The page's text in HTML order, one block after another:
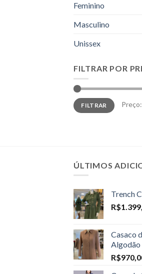
Feminino
Masculino
Unissex
FILTRAR POR
Preço
mínimo
Preço
máximo
FILTRAR Preço:
ÚLTIMOS
Trench
R$
Casaco
Algodão
R$